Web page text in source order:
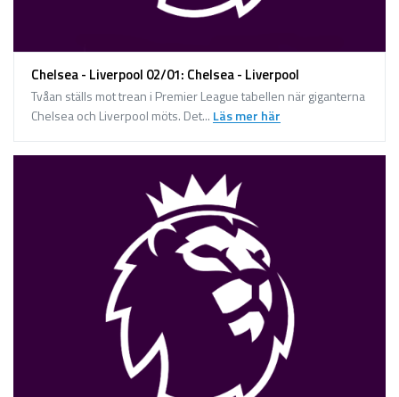
Chelsea - Liverpool 02/01: Chelsea - Liverpool
Tvåan ställs mot trean i Premier League tabellen när giganterna
Chelsea och Liverpool möts. Det... Läs mer här